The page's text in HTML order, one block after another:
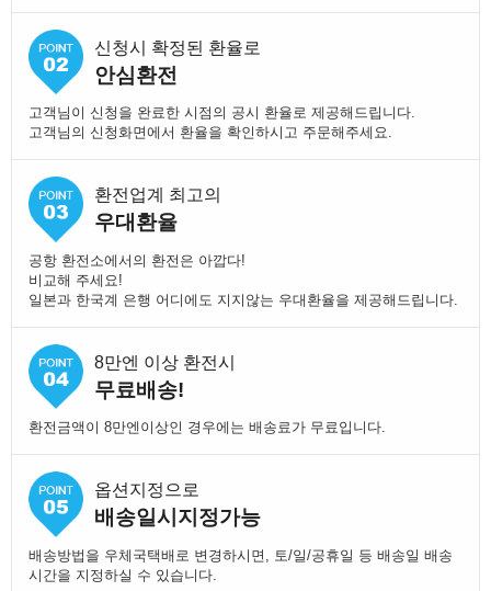
신청시 확정된 환율로
안심환전
고객님이 신청을 완료한 시점의 공시 환율로 제공해드립니다.
고객님의 신청화면에서 환율을 확인하시고 주문해주세요.
환전업계 최고의
우대환율
공항 환전소에서의 환전은 아깝다!
비교해 주세요!
일본과 한국계 은행 어디에도 지지않는 우대환율을 제공해드립니다.
8만엔 이상 환전시
무료배송!
환전금액이 8만엔이상인 경우에는 배송료가 무료입니다.
옵션지정으로
배송일시지정가능
배송방법을 우체국택배로 변경하시면, 토/일/공휴일 등 배송일 배송
시간을 지정하실 수 있습니다.